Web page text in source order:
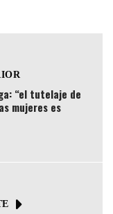
“el tutelaje de
mujeres es